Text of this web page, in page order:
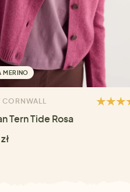
MERINO
CORNWALL
Tern Tide Rosa